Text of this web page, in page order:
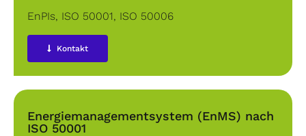
EnPIs, ISO 50001, ISO 50006
Kontakt
Energiemanagementsystem (EnMS) nach
ISO 50001